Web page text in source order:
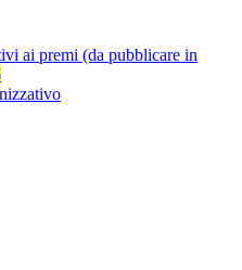
ai premi (da pubblicare in